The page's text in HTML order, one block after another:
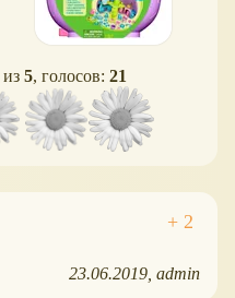
из 5, голосов: 21
23.06.2019 admin